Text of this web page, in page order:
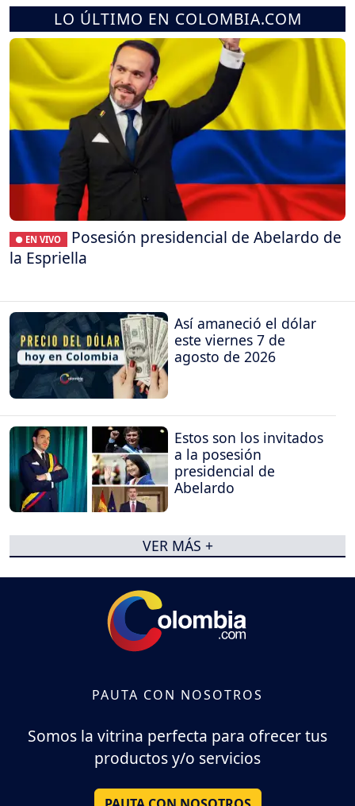
LO ÚLTIMO EN COLOMBIA.COM
● EN VIVO
Posesión presidencial de Abelardo de
la Espriella
Así amaneció el dólar
este viernes 7 de
agosto de 2026
Estos son los invitados
a la posesión
presidencial de
Abelardo
VER MÁS +
PAUTA CON NOSOTROS
Somos la vitrina perfecta para ofrecer tus
productos y/o servicios